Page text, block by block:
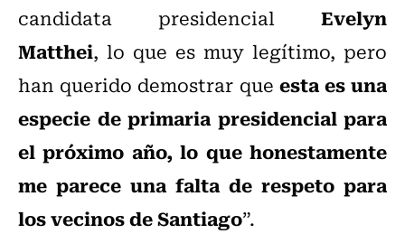
candidata presidencial Evelyn
Matthei, lo que es muy legítimo, pero
han querido demostrar que esta es una
especie de primaria presidencial para
el próximo año, lo que honestamente
me parece una falta de respeto para
los vecinos de Santiago”.